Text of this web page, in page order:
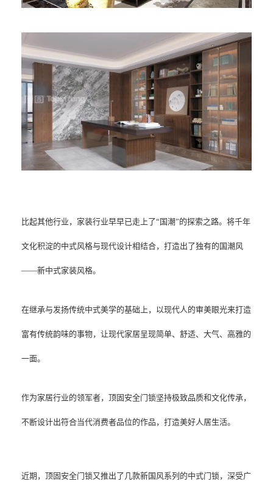
比起其他行业，家装行业早早已走上了“国潮”的探索之路。将千年
文化积淀的中式风格与现代设计相结合，打造出了独有的国潮风
——新中式家装风格。
在继承与发扬传统中式美学的基础上，以现代人的审美眼光来打造
富有传统韵味的事物，让现代家居呈现简单、舒适、大气、高雅的
一面。
作为家居行业的领军者，顶固安全门锁坚持极致品质和文化传承，
不断设计出符合当代消费者品位的作品，打造美好人居生活。
近期，顶固安全门锁又推出了几款新国风系列的中式门锁，深受广